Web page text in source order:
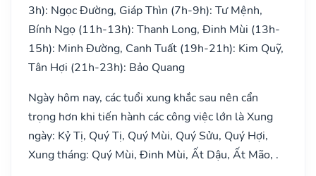
3h): Ngọc Đường, Giáp Thìn (7h-9h): Tư Mệnh,
Bính Ngọ (11h-13h): Thanh Long, Đinh Mùi (13h-
15h): Minh Đường, Canh Tuất (19h-21h): Kim Quỹ,
Tân Hợi (21h-23h): Bảo Quang
Ngày hôm nay, các tuổi xung khắc sau nên cẩn
trọng hơn khi tiến hành các công việc lớn là Xung
ngày: Kỷ Tị, Quý Tị, Quý Mùi, Quý Sửu, Quý Hợi,
Xung tháng: Quý Mùi, Đinh Mùi, Ất Dậu, Ất Mão, .